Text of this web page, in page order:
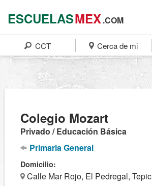
ESCUELASMEX.COM
CCT Cerca de mi
Colegio Mozart
Privado / Educación Básica
Primaria General
Domicilio:
Calle Mar Rojo, El Pedregal, Tepic